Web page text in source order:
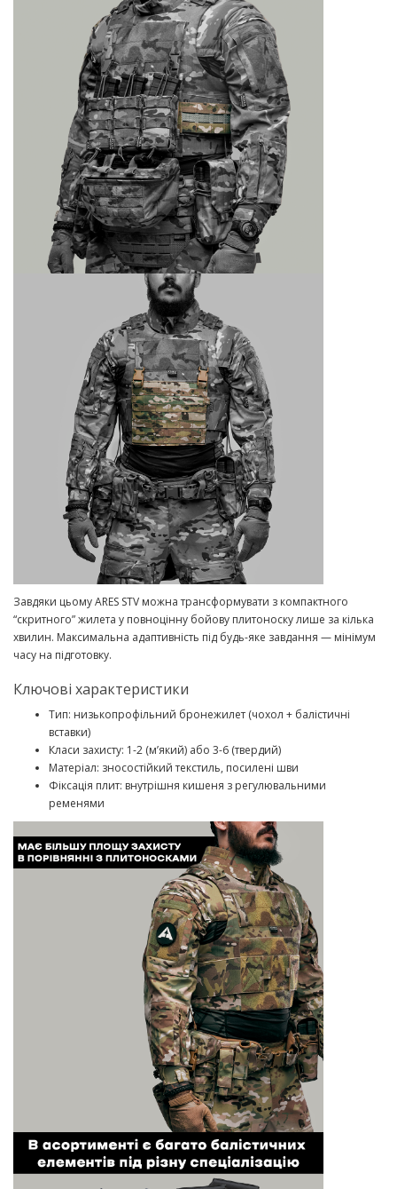
Завдяки цьому ARES STV можна трансформувати з компактного
“скритного” жилета у повноцінну бойову плитоноску лише за кілька
хвилин. Максимальна адаптивність під будь-яке завдання — мінімум
часу на підготовку.
Ключові характеристики
Тип: низькопрофільний бронежилет (чохол + балістичні
вставки)
Класи захисту: 1-2 (м’який) або 3-6 (твердий)
Матеріал: зносостійкий текстиль, посилені шви
Фіксація плит: внутрішня кишеня з регулювальними
ременями